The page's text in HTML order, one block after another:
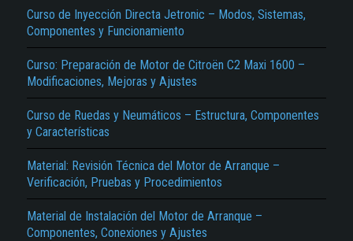
Curso de Inyección Directa Jetronic – Modos, Sistemas,
Componentes y Funcionamiento
Curso: Preparación de Motor de Citroën C2 Maxi 1600 –
Modificaciones, Mejoras y Ajustes
Curso de Ruedas y Neumáticos – Estructura, Componentes
y Características
Material: Revisión Técnica del Motor de Arranque –
Verificación, Pruebas y Procedimientos
Material de Instalación del Motor de Arranque –
Componentes, Conexiones y Ajustes